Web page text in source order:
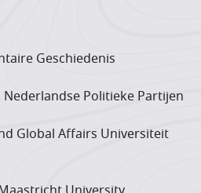
Geschiedenis
Politieke Partijen
Global Affairs Universiteit